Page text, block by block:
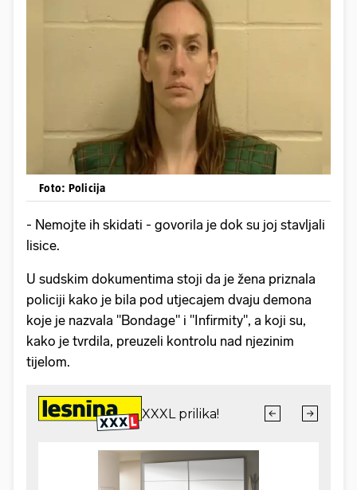
Foto: Policija
- Nemojte ih skidati - govorila je dok su joj stavljali
lisice.
U sudskim dokumentima stoji da je žena priznala
policiji kako je bila pod utjecajem dvaju demona
koje je nazvala "Bondage" i "Infirmity", a koji su,
kako je tvrdila, preuzeli kontrolu nad njezinim
tijelom.